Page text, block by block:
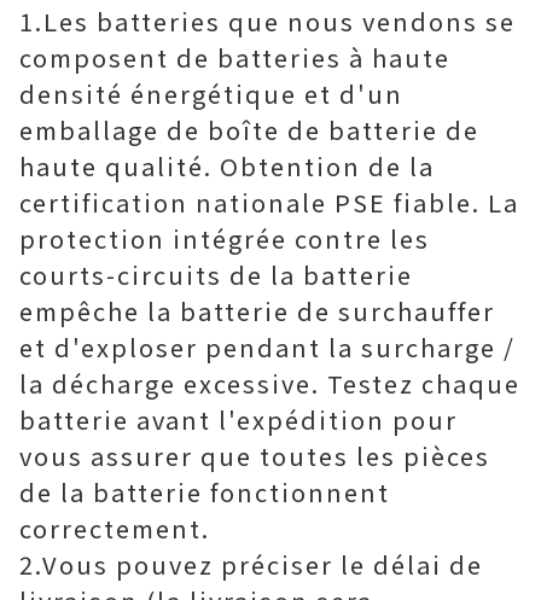
1.Les batteries que nous vendons se
composent de batteries à haute
densité énergétique et d'un
emballage de boîte de batterie de
haute qualité. Obtention de la
certification nationale PSE fiable. La
protection intégrée contre les
courts-circuits de la batterie
empêche la batterie de surchauffer
et d'exploser pendant la surcharge /
la décharge excessive. Testez chaque
batterie avant l'expédition pour
vous assurer que toutes les pièces
de la batterie fonctionnent
correctement.
2.Vous pouvez préciser le délai de